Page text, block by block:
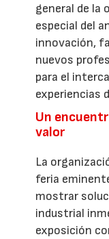
general de la
especial del
innovación,
nuevos
para el
experiencias
Un
valor
La
feria
mostrar
industrial
exposición